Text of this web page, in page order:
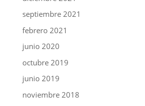
septiembre 2021
febrero 2021
junio 2020
octubre 2019
junio 2019
noviembre 2018